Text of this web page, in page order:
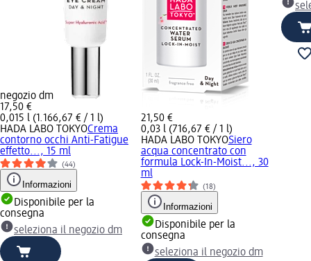
negozio dm
17,50 €
0,015 l (1.166,67 € / 1 l)
HADA LABO TOKYOCrema
contorno occhi Anti-Fatigue
effetto..., 15 ml
(44)
Informazioni
Disponibile per la
consegna
seleziona il negozio dm
21,50 €
0,03 l (716,67 € / 1 l)
HADA LABO TOKYOSiero
acqua concentrato con
formula Lock-In-Moist..., 30
ml
(18)
Informazioni
Disponibile per la
consegna
seleziona il negozio dm